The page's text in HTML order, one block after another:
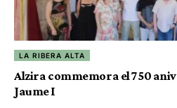
LA RIBERA ALTA
Alzira commemora el 750
Jaume I